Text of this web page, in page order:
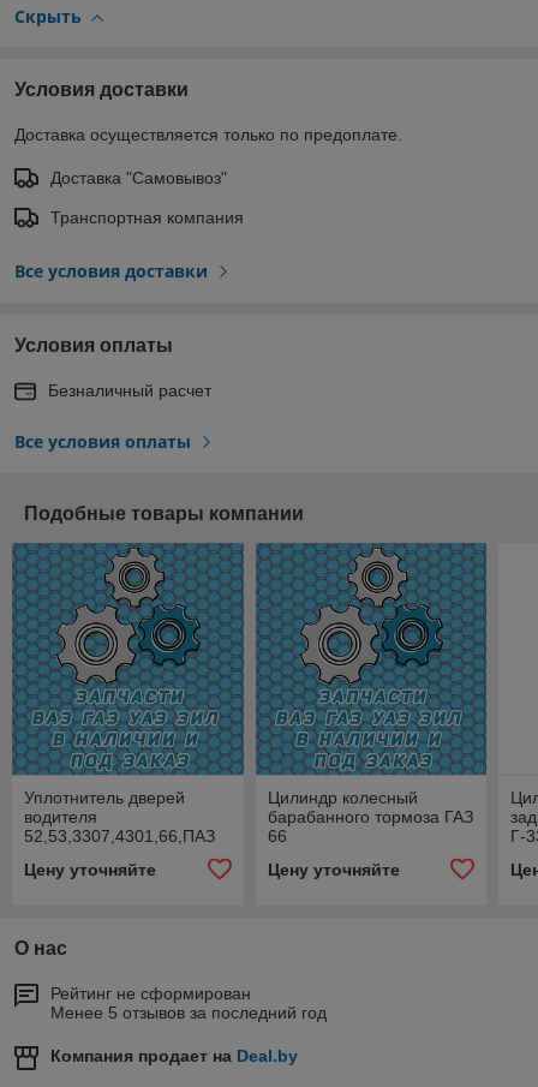
Скрыть
Условия доставки
Доставка осуществляется только по предоплате.
Доставка "Самовывоз"
Транспортная компания
Все условия доставки
Условия оплаты
Безналичный расчет
Все условия оплаты
Подобные товары компании
Уплотнитель дверей
водителя
52,53,3307,4301,66,ПАЗ
Цену уточняйте
Цилиндр колесный
барабанного тормоза ГАЗ
66
Цену уточняйте
Г-
О нас
Рейтинг не сформирован
Менее 5 отзывов за последний год
Компания продает на Deal.by